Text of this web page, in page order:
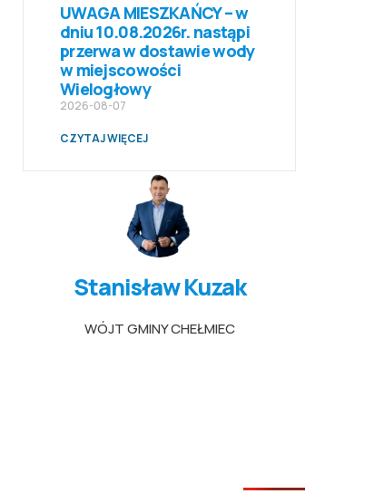
UWAGA MIESZKAŃCY – w
dniu 10.08.2026r. nastąpi
przerwa w dostawie wody
w miejscowości
Wielogłowy
2026-08-07
CZYTAJ WIĘCEJ
Stanisław Kuzak
WÓJT GMINY CHEŁMIEC